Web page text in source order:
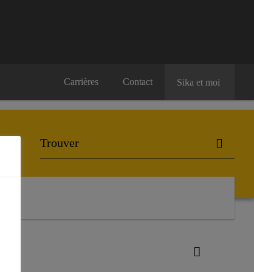
Carrières Contact Sika et moi